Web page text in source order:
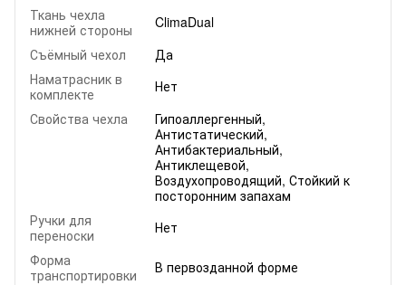
Ткань чехла
нижней стороны
ClimaDual
Съёмный чехол
Да
Наматрасник в
комплекте
Нет
Свойства чехла
Гипоаллергенный,
Антистатический,
Антибактериальный,
Антиклещевой,
Воздухопроводящий, Стойкий к
посторонним запахам
Ручки для
переноски
Нет
Форма
транспортировки
В первозданной форме